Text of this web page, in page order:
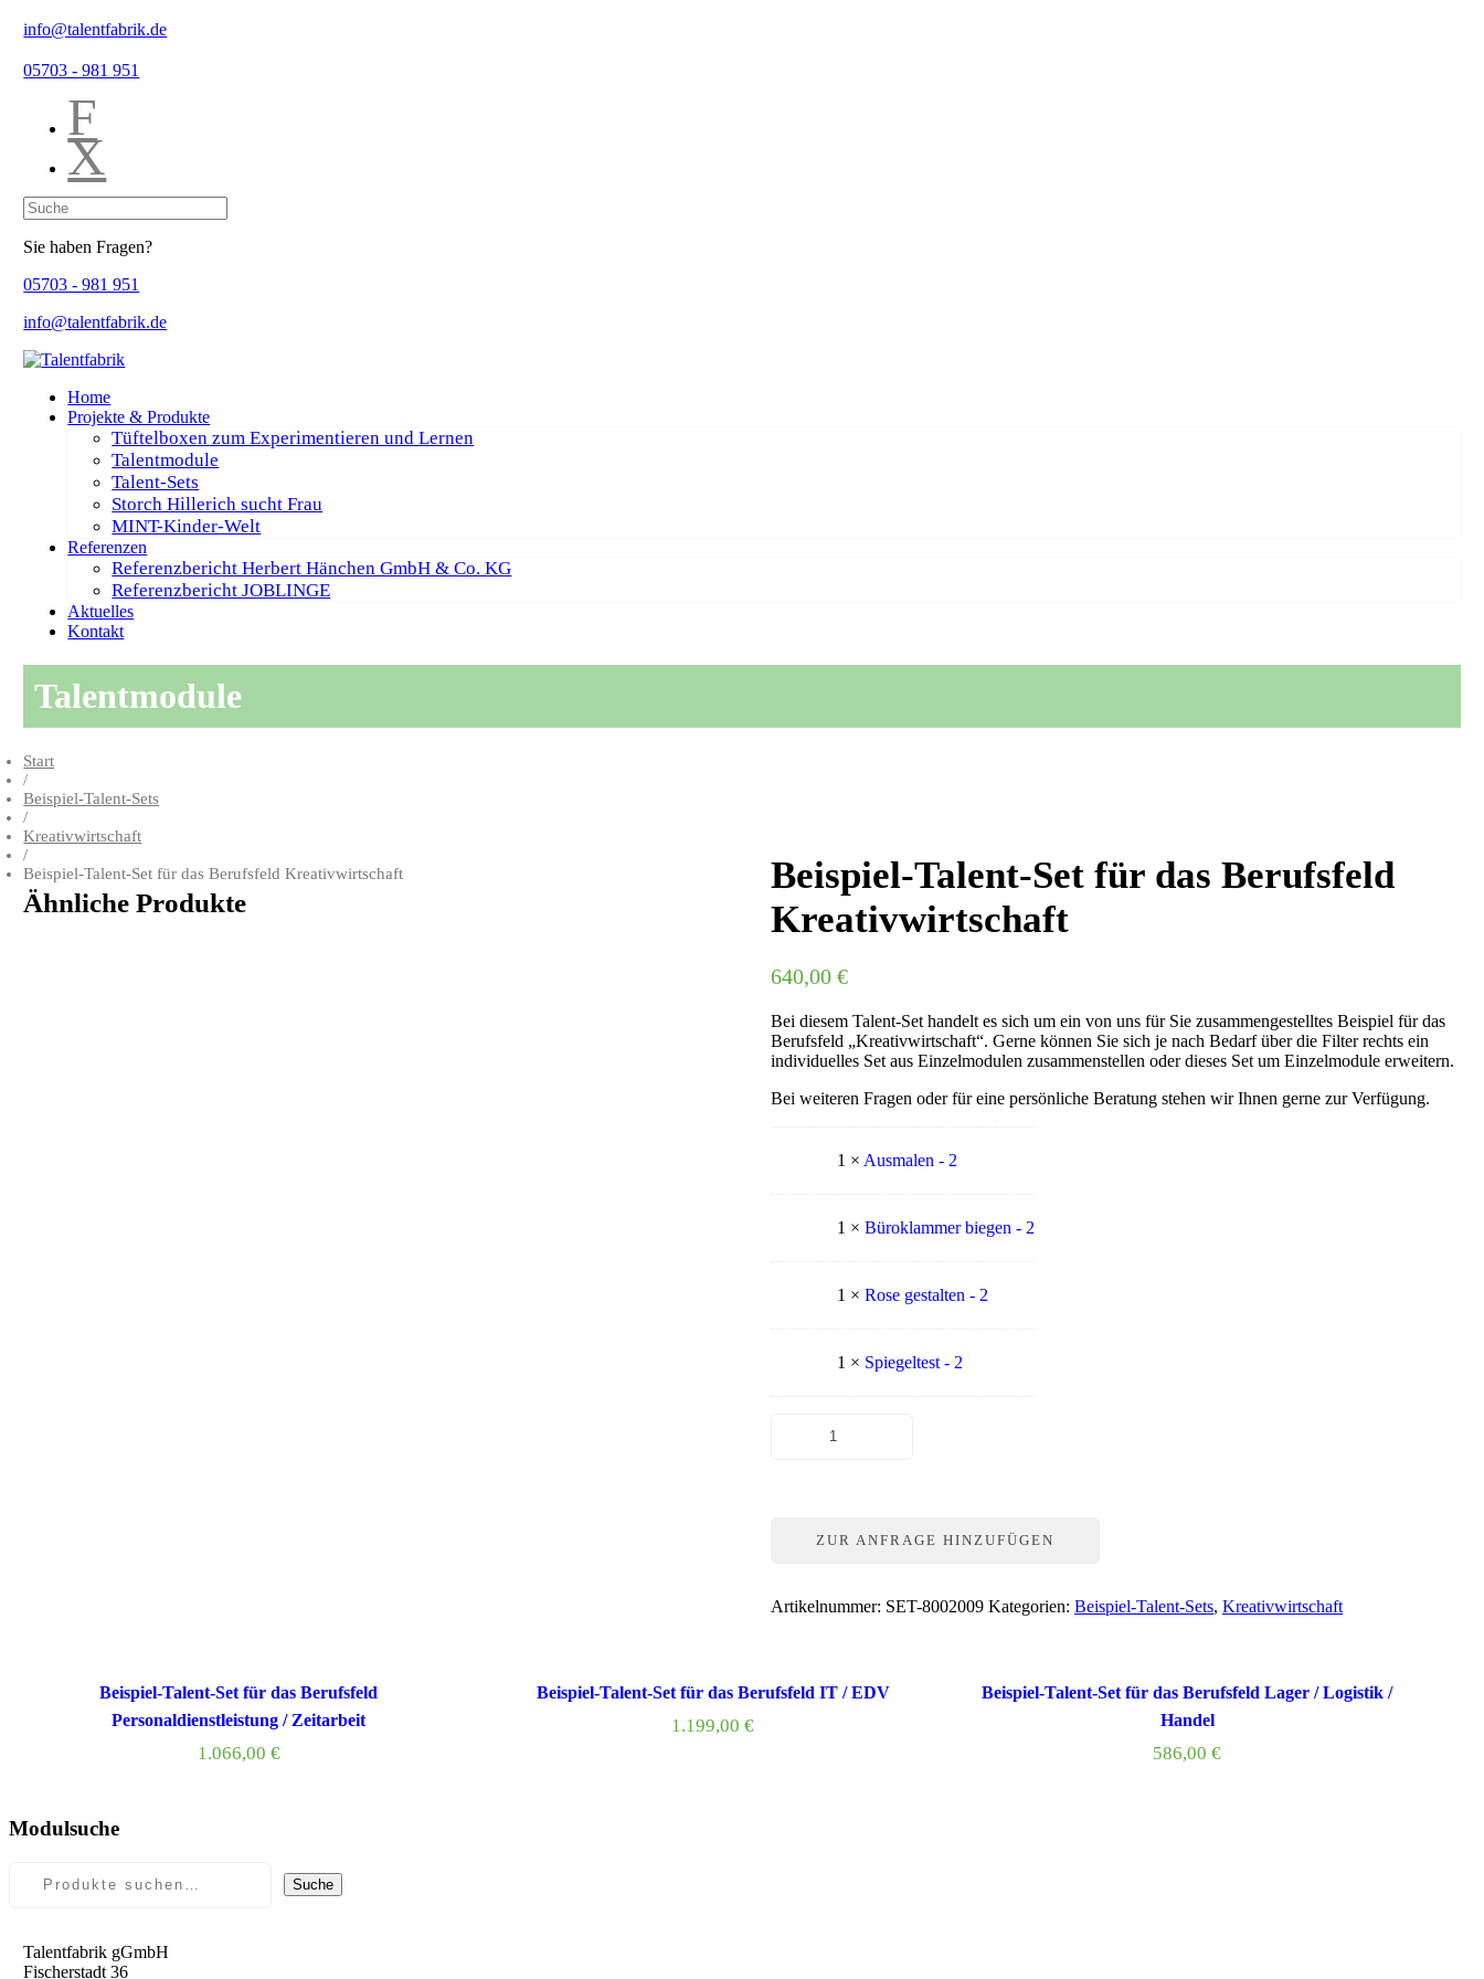
info@talentfabrik.de
05703 - 981 951
F
X
Sie haben Fragen?
05703 - 981 951
info@talentfabrik.de
Home
Projekte & Produkte
Tüftelboxen zum Experimentieren und Lernen
Talentmodule
Talent-Sets
Storch Hillerich sucht Frau
MINT-Kinder-Welt
Referenzen
Referenzbericht Herbert Hänchen GmbH & Co. KG
Referenzbericht JOBLINGE
Aktuelles
Kontakt
Talentmodule
Start
/
Beispiel-Talent-Sets
/
Kreativwirtschaft
/
Beispiel-Talent-Set für das Berufsfeld Kreativwirtschaft
Beispiel-Talent-Set für das Berufsfeld
Kreativwirtschaft
640,00€
Bei diesem Talent-Set handelt es sich um ein von uns für Sie zusammengestelltes Beispiel für das
Berufsfeld „Kreativwirtschaft“. Gerne können Sie sich je nach Bedarf über die Filter rechts ein
individuelles Set aus Einzelmodulen zusammenstellen oder dieses Set um Einzelmodule erweitern.
Bei weiteren Fragen oder für eine persönliche Beratung stehen wir Ihnen gerne zur Verfügung.
1 × Ausmalen - 2
1 ×Büroklammer biegen - 2
1 ×Rose gestalten - 2
1 × Spiegeltest - 2
Kreativwirtschaft
ZUR ANFRAGE HINZUFÜGEN
Artikelnummer: SET-8002009 Kategorien:Beispiel-Talent-Sets,Kreativwirtschaft
Ähnliche Produkte
Beispiel-Talent-Set für das Berufsfeld
Personaldienstleistung / Zeitarbeit
1.066,00 €
Beispiel-Talent-Set für das Berufsfeld IT / EDV
1.199,00€
Beispiel-Talent-Set für das Berufsfeld Lager / Logistik /
Handel
586,00€
Modulsuche
Suche
Talentfabrik gGmbH
Fischerstadt 36